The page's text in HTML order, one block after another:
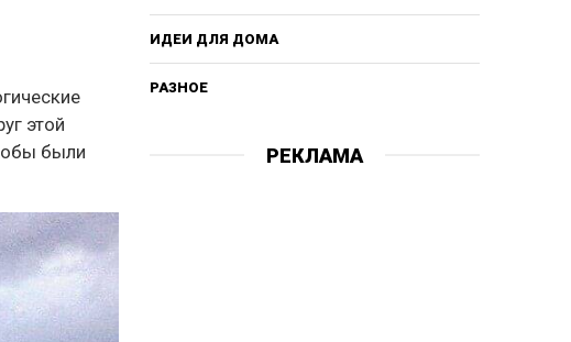
этой
были
ИДЕИ ДЛЯ ДОМА
РАЗНОЕ
РЕКЛАМА